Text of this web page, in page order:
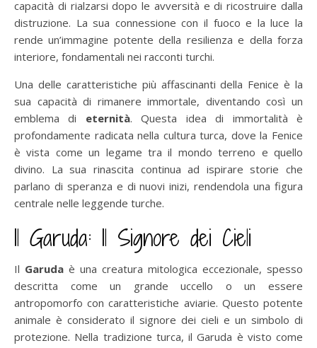
capacità di rialzarsi dopo le avversità e di ricostruire dalla
distruzione. La sua connessione con il fuoco e la luce la
rende un’immagine potente della resilienza e della forza
interiore, fondamentali nei racconti turchi.
Una delle caratteristiche più affascinanti della Fenice è la
sua capacità di rimanere immortale, diventando così un
emblema di eternità. Questa idea di immortalità è
profondamente radicata nella cultura turca, dove la Fenice
è vista come un legame tra il mondo terreno e quello
divino. La sua rinascita continua ad ispirare storie che
parlano di speranza e di nuovi inizi, rendendola una figura
centrale nelle leggende turche.
Il Garuda: Il Signore dei Cieli
Il Garuda è una creatura mitologica eccezionale, spesso
descritta come un grande uccello o un essere
antropomorfo con caratteristiche aviarie. Questo potente
animale è considerato il signore dei cieli e un simbolo di
protezione. Nella tradizione turca, il Garuda è visto come